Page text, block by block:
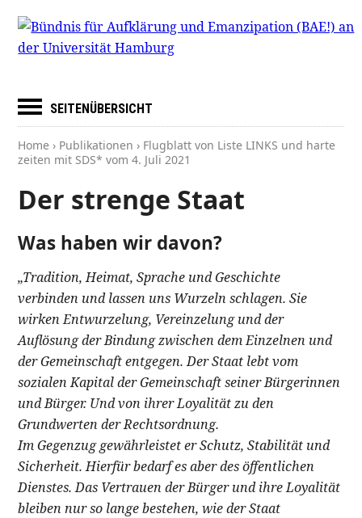
SEITENÜBERSICHT
Home › Publikationen › Flugblatt von Liste LINKS und harte
zeiten mit SDS* vom4. Juli 2021
Der strenge Staat
Was haben wir davon?
„Tradition, Heimat, Sprache und Geschichte
verbinden und lassen uns Wurzeln schlagen. Sie
wirken Entwurzelung, Vereinzelung und der
Auflösung der Bindung zwischen dem Einzelnen und
der Gemeinschaft entgegen. Der Staat lebt vom
sozialen Kapital der Gemeinschaft seiner Bürgerinnen
und Bürger. Und von ihrer Loyalität zu den
Grundwerten der Rechtsordnung.
Im Gegenzug gewährleistet er Schutz, Stabilität und
Sicherheit. Hierfür bedarf es aber des öffentlichen
Dienstes. Das Vertrauen der Bürger und ihre Loyalität
bleiben nur so lange bestehen, wie der Staat